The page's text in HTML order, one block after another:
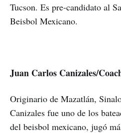
Tucson. Es pre-candidato al
Beisbol Mexicano.
Juan Carlos Canizales/
Originario de Mazatlán,
Canizales fue uno de los
del beisbol mexicano, jugó